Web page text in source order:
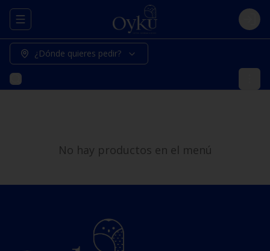
Abrir menu de navegación Login
¿Dónde quieres pedir?
No hay productos en el menú